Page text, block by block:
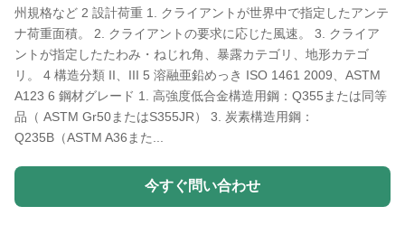
州規格など 2 設計荷重 1. クライアントが世界中で指定したアンテ
ナ荷重面積。 2. クライアントの要求に応じた風速。 3. クライア
ントが指定したたわみ・ねじれ角、暴露カテゴリ、地形カテゴ
リ。 4 構造分類 II、III 5 溶融亜鉛めっき ISO 1461 2009、ASTM
A123 6 鋼材グレード 1. 高強度低合金構造用鋼：Q355または同等
品（ ASTM Gr50またはS355JR） 3. 炭素構造用鋼：
Q235B（ASTM A36また...
今すぐ問い合わせ